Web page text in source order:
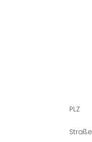
PLZ
Straße